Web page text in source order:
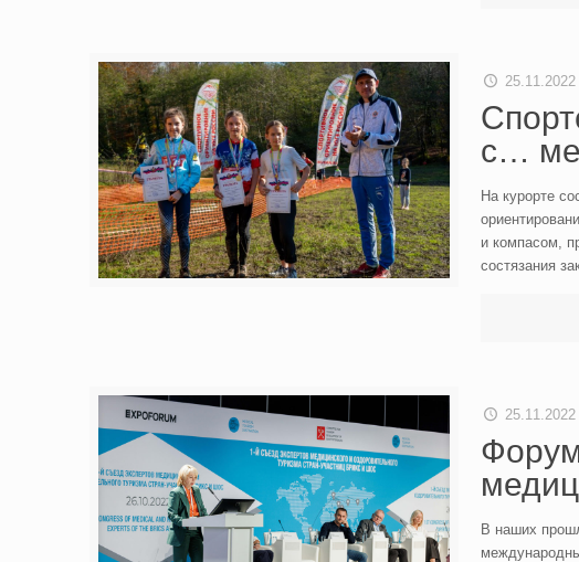
25.11.2022
с…
На курорте
и компасом,
состязания
25.11.2022
В наших